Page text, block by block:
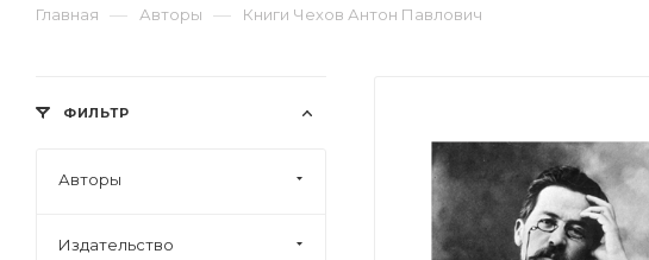
Главная — Авторы — Книги Чехов Антон Павлович
ФИЛЬТР
Авторы
Издательство